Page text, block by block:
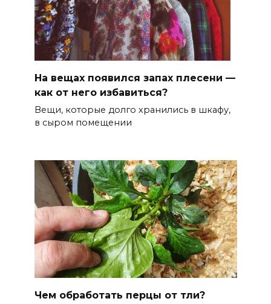
На вещах появился запах плесени —
как от него избавиться?
Вещи, которые долго хранились в шкафу,
в сыром помещении
Чем обработать перцы от тли?